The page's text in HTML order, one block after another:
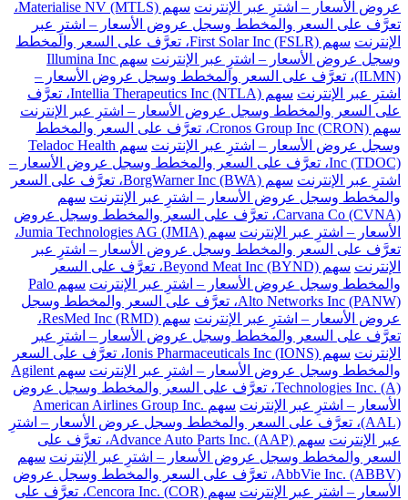
عروض الأسعار – اشترِ عبر الإنترنت
سهم Materialise NV (MTLS)،
تعرَّف على السعر والمخطط وسجل عروض الأسعار – اشترِ عبر
الإنترنت
سهم First Solar Inc (FSLR)، تعرَّف على السعر والمخطط
وسجل عروض الأسعار – اشترِ عبر الإنترنت
سهم Illumina Inc
(ILMN)، تعرَّف على السعر والمخطط وسجل عروض الأسعار –
اشترِ عبر الإنترنت
سهم Intellia Therapeutics Inc (NTLA)، تعرَّف
على السعر والمخطط وسجل عروض الأسعار – اشترِ عبر الإنترنت
سهم Cronos Group Inc (CRON)، تعرَّف على السعر والمخطط
وسجل عروض الأسعار – اشترِ عبر الإنترنت
سهم Teladoc Health
Inc (TDOC)، تعرَّف على السعر والمخطط وسجل عروض الأسعار –
اشترِ عبر الإنترنت
سهم BorgWarner Inc (BWA)، تعرَّف على السعر
والمخطط وسجل عروض الأسعار – اشترِ عبر الإنترنت سهم
Carvana Co (CVNA)، تعرَّف على السعر والمخطط وسجل عروض
الأسعار – اشترِ عبر الإنترنت
سهم Jumia Technologies AG (JMIA)،
تعرَّف على السعر والمخطط وسجل عروض الأسعار – اشترِ عبر
الإنترنت
سهم Beyond Meat Inc (BYND)، تعرَّف على السعر
والمخطط وسجل عروض الأسعار – اشترِ عبر الإنترنت
سهم Palo
Alto Networks Inc (PANW)، تعرَّف على السعر والمخطط وسجل
عروض الأسعار – اشترِ عبر الإنترنت
سهم ResMed Inc (RMD)،
تعرَّف على السعر والمخطط وسجل عروض الأسعار – اشترِ عبر
الإنترنت
سهم Ionis Pharmaceuticals Inc (IONS)، تعرَّف على السعر
والمخطط وسجل عروض الأسعار – اشترِ عبر الإنترنت
سهم Agilent
Technologies Inc. (A)، تعرَّف على السعر والمخطط وسجل عروض
الأسعار – اشترِ عبر الإنترنت
سهم American Airlines Group Inc.
(AAL)، تعرَّف على السعر والمخطط وسجل عروض الأسعار – اشترِ
عبر الإنترنت
سهم Advance Auto Parts Inc. (AAP)، تعرَّف على
السعر والمخطط وسجل عروض الأسعار – اشترِ عبر الإنترنت سهم
AbbVie Inc. (ABBV)، تعرَّف على السعر والمخطط وسجل عروض
الأسعار – اشترِ عبر الإنترنت
سهم Cencora Inc. (COR)، تعرَّف على